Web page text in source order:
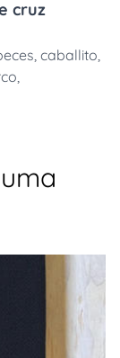
cruz
, caballito,
,